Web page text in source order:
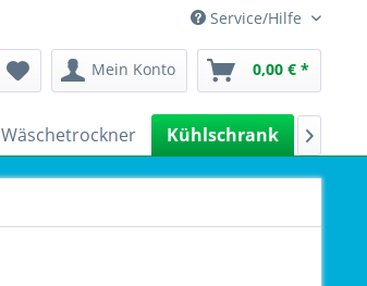
Service/Hilfe
Mein Konto 0,00 € *
Wäschetrockner Kühlschrank 